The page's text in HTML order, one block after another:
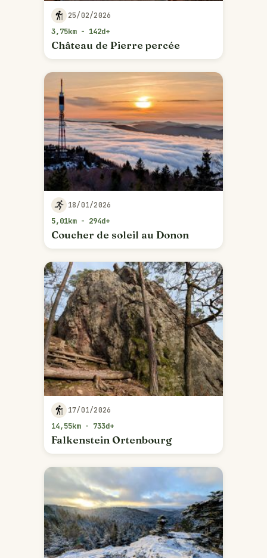
25/02/2026
3,75km - 142d+
Château de Pierre percée
18/01/2026
5,01km - 294d+
Coucher de soleil au Donon
17/01/2026
14,55km - 733d+
Falkenstein Ortenbourg